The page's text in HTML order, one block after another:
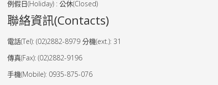
例假日(Holiday) : 公休(Closed)
聯絡資訊(Contacts)
電話(Tel): (02)2882-8979 分機(ext.): 31
傳真(Fax): (02)2882-9196
手機(Mobile): 0935-875-076